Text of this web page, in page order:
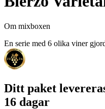
Om mixboxen
En serie med 6 olika viner
Ditt paket
16 dagar